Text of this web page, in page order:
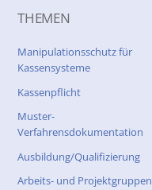
THEMEN
Manipulationsschutz für
Kassensysteme
Kassenpflicht
Muster-
Verfahrensdokumentation
Ausbildung/Qualifizierung
Arbeits- und Projektgruppen